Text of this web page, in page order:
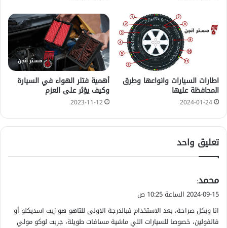
اطارات السيارات وانواعها وطرق
المحافظة عليها
2024-01-24
أهمية فتلر الهواء في السيارة
وكيف يؤثر على العزم
2023-11-12
تعليق واحد
ي
ق
ل
محمد:
2024-09-15 الساعة 10:25 ص
انا وبكل صراحة، بعد الاستخدام فبالدرجة الاولى للتاهو هو زيت اسديكلو أو
فالفولين، خصوصا للسيارات اللي ماشية مسافات طويلة، جربت لوكو مولي